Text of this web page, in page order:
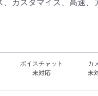
カスタマイズ、高速
ボイスチャット
未対応
カ
未